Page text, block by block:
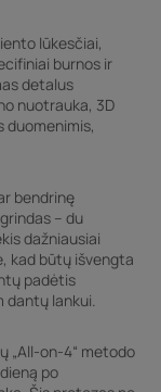
lūkesčiai,
burnos ir
detalus
nuotrauka, 3D
duomenimis,
bendrinę
– du
dažniausiai
kad būtų išvengta
padėtis
lankui.
„All-on-4“ metodo
po